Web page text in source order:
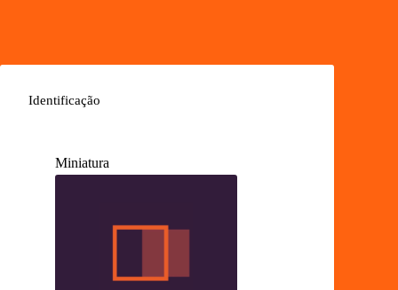
Identificação
Miniatura